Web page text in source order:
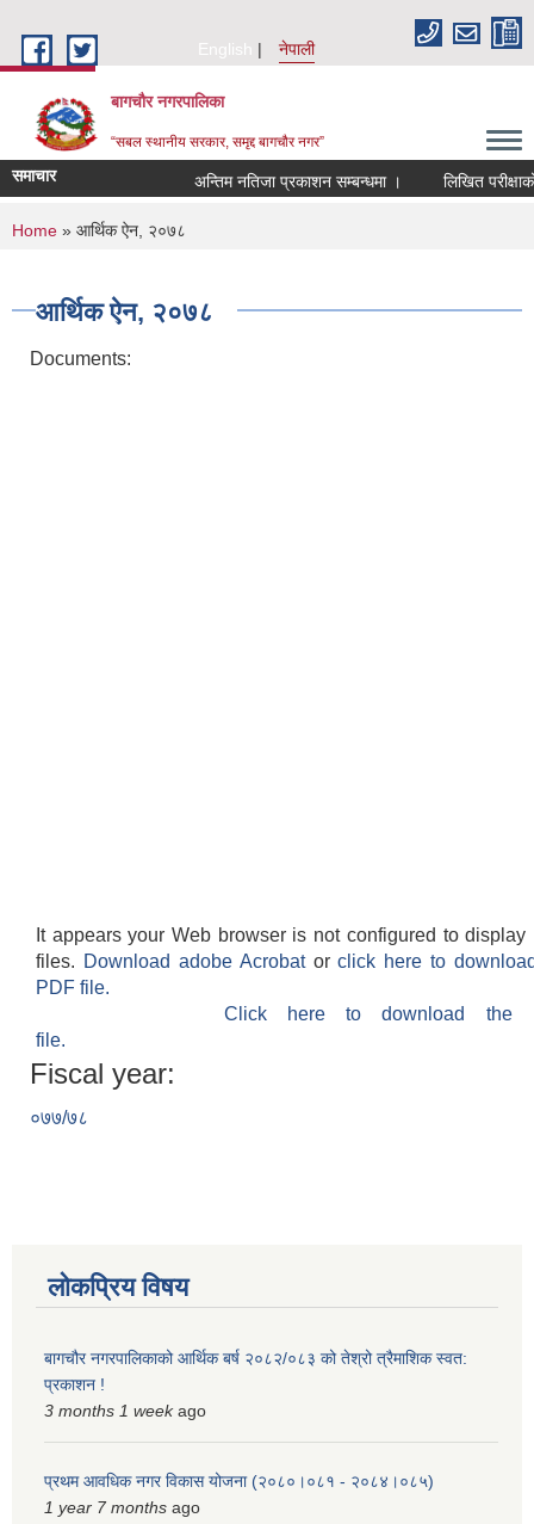
English
नेपाली
बागचौर नगरपालिका
“सबल स्थानीय सरकार, समृद्द बागचौर नगर”
समाचार अन्तिम नतिजा प्रकाशन सम्बन्धमा । लिखित परीक्षाको
You are here
Home » आर्थिक ऐन, २०७८
आर्थिक ऐन, २०७८
Documents:
It appears your Web browser is not configured to display
files. Download adobe Acrobat orclick here to
PDF file.
Click here to download the
file.
Fiscal year:
०७७/७८
लोकप्रिय विषय
बागचौर नगरपालिकाको आर्थिक बर्ष २०८२/०८३ को तेश्रो त्रैमाशिक स्वत:
प्रकाशन !
3 months 1 weekago
प्रथम आवधिक नगर विकास योजना (२०८०।०८१ - २०८४।०८५)
1 year 7 months ago